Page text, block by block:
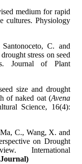
medium for rapid
cultures. Physiology
C. and
stress on seed
Journal of Plant
size and drought
of naked oat (Avena
Science, 16(4):
C., Wang, X. and
on Drought
International